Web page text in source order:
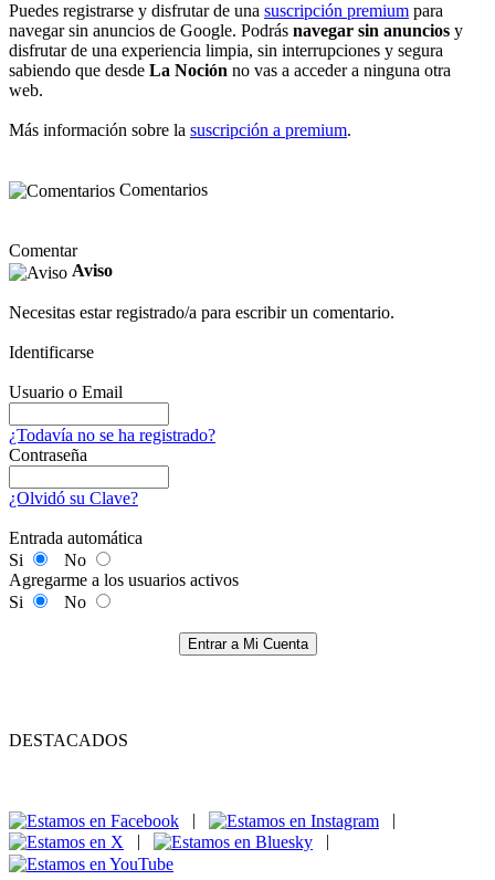
Puedes registrarse y disfrutar de una suscripción premium para
navegar sin anuncios de Google. Podrás navegar sin anuncios y
disfrutar de una experiencia limpia, sin interrupciones y segura
sabiendo que desde La Noción no vas a acceder a ninguna otra
web.
Más información sobre la suscripción a premium.
Comentarios
Comentar
Aviso
Necesitas estar registrado/a para escribir un comentario.
Identificarse
Usuario o Email
¿Todavía no se ha registrado?
Contraseña
¿Olvidó su Clave?
Entrada automática
Si
No
Agregarme a los usuarios activos
Si
No
Entrar a Mi Cuenta
DESTACADOS
|
|
|
|